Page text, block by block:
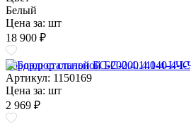
Белый
Цена за: шт
18 900 ₽
Бордюр стальной БС-200.4.140-4-I-ЧС
Артикул: 1150169
Цена за: шт
2 969 ₽